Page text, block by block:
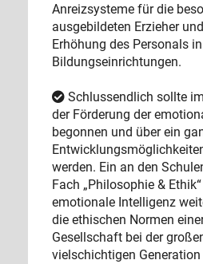
Anreizsysteme für die
ausgebildeten Erzieher
Erhöhung des Personals
Bildungseinrichtungen.
Schlussendlich sollte
der Förderung der
begonnen und über ein
werden. Ein an den
Fach „Philosophie &
emotionale Intelligenz
die ethischen Normen
Gesellschaft bei der
vielschichtigen Generation